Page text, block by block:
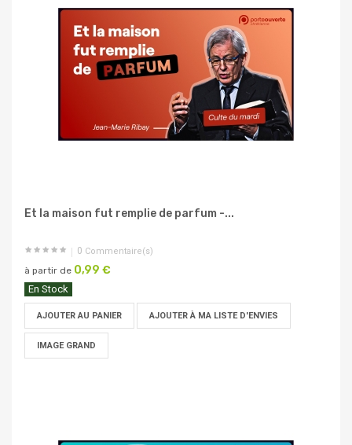
Et la maison fut remplie de parfum -...
0 Commentaire(s)
à partir de 0,99 €
En Stock
AJOUTER AU PANIER AJOUTER À MA LISTE D'ENVIES
IMAGE GRAND